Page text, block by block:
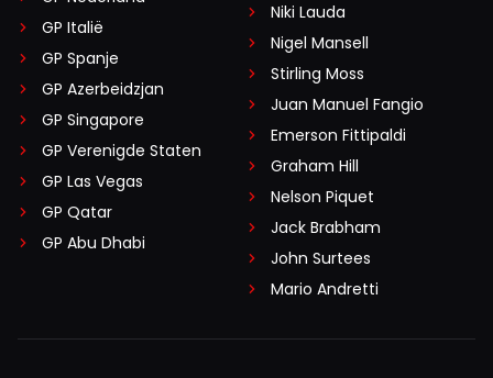
GP Italië
GP Spanje
GP Azerbeidzjan
GP Singapore
GP Verenigde Staten
GP Las Vegas
GP Qatar
GP Abu Dhabi
Niki Lauda
Nigel Mansell
Stirling Moss
Juan Manuel Fangio
Emerson Fittipaldi
Graham Hill
Nelson Piquet
Jack Brabham
John Surtees
Mario Andretti